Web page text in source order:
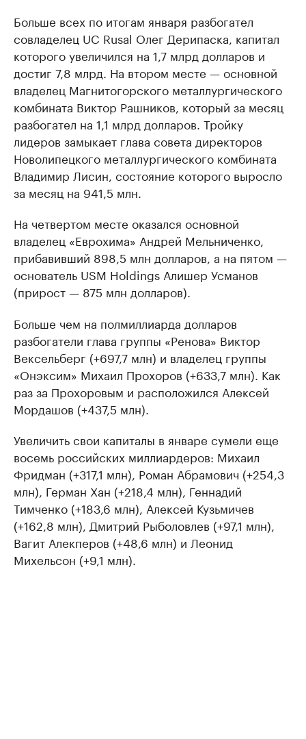
Больше всех по итогам января разбогател
совладелец UC Rusal Олег Дерипаска, капитал
которого увеличился на 1,7 млрд долларов и
достиг 7,8 млрд. На втором месте — основной
владелец Магнитогорского металлургического
комбината Виктор Рашников, который за месяц
разбогател на 1,1 млрд долларов. Тройку
лидеров замыкает глава совета директоров
Новолипецкого металлургического комбината
Владимир Лисин, состояние которого выросло
за месяц на 941,5 млн.
На четвертом месте оказался основной
владелец «Еврохима» Андрей Мельниченко,
прибавивший 898,5 млн долларов, а на пятом —
основатель USM Holdings Алишер Усманов
(прирост — 875 млн долларов).
Больше чем на полмиллиарда долларов
разбогатели глава группы «Ренова» Виктор
Вексельберг (+697,7 млн) и владелец группы
«Онэксим» Михаил Прохоров (+633,7 млн). Как
раз за Прохоровым и расположился Алексей
Мордашов (+437,5 млн).
Увеличить свои капиталы в январе сумели еще
восемь российских миллиардеров: Михаил
Фридман (+317,1 млн), Роман Абрамович (+254,3
млн), Герман Хан (+218,4 млн), Геннадий
Тимченко (+183,6 млн), Алексей Кузьмичев
(+162,8 млн), Дмитрий Рыболовлев (+97,1 млн),
Вагит Алекперов (+48,6 млн) и Леонид
Михельсон (+9,1 млн).